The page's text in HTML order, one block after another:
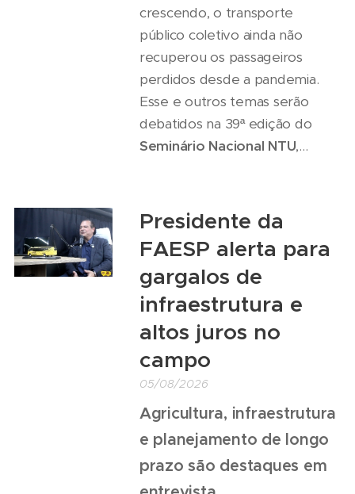
crescendo, o transporte
público coletivo ainda não
recuperou os passageiros
perdidos desde a pandemia.
Esse e outros temas serão
debatidos na 39ª edição do
Seminário Nacional NTU,...
Presidente da
FAESP alerta para
gargalos de
infraestrutura e
altos juros no
campo
05/08/2026
Agricultura, infraestrutura
e planejamento de longo
prazo são destaques em